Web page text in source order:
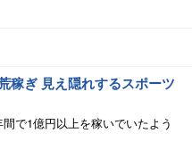
稼ぎ 見え隠れするスポーツ
で1億円以上を稼いでいたよう